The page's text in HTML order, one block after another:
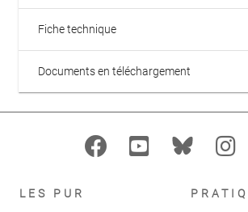
Fiche technique
Documents en téléchargement
LES PUR